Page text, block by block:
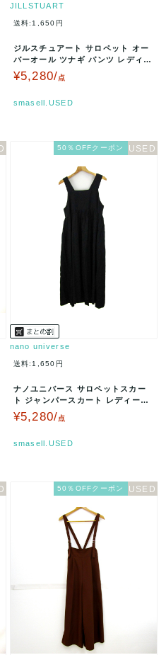
JILLSTUART
送料:1,650円
ジルスチュアート サロペット オー
バーオール ツナギ パンツ レディー
ス 2サイズ ブラック JIL…
¥5,280/点
smasell.USED
50％OFFクーポン
nano universe
送料:1,650円
ナノユニバース サロペットスカー
ト ジャンパースカート レディース
Fサイズ ブラック nano u…
¥5,280/点
smasell.USED
50％OFFクーポン